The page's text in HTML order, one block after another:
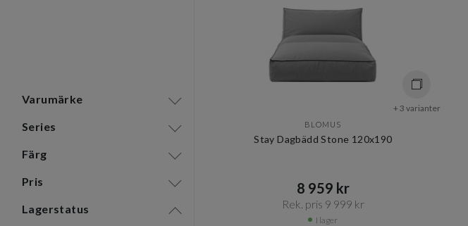
Varumärke
Series
Färg
Pris
Lagerstatus
+ 3 varianter
BLOMUS
Stay Dagbädd Stone 120x190
8 959 kr​​
Rek. pris 9 999 kr​​
I lager